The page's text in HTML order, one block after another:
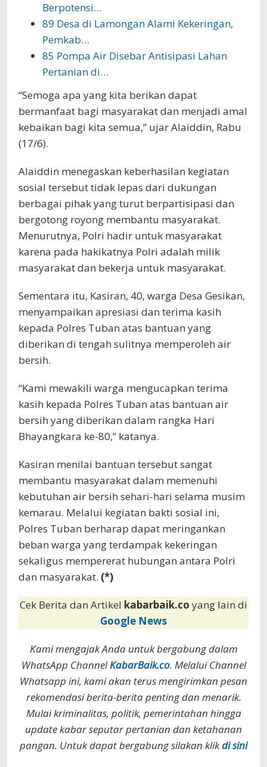
Berpotensi…
89 Desa di Lamongan Alami Kekeringan,
Pemkab…
85 Pompa Air Disebar Antisipasi Lahan
Pertanian di…
“Semoga apa yang kita berikan dapat
bermanfaat bagi masyarakat dan menjadi amal
kebaikan bagi kita semua,” ujar Alaiddin, Rabu
(17/6).
Alaiddin menegaskan keberhasilan kegiatan
sosial tersebut tidak lepas dari dukungan
berbagai pihak yang turut berpartisipasi dan
bergotong royong membantu masyarakat.
Menurutnya, Polri hadir untuk masyarakat
karena pada hakikatnya Polri adalah milik
masyarakat dan bekerja untuk masyarakat.
Sementara itu, Kasiran, 40, warga Desa Gesikan,
menyampaikan apresiasi dan terima kasih
kepada Polres Tuban atas bantuan yang
diberikan di tengah sulitnya memperoleh air
bersih.
“Kami mewakili warga mengucapkan terima
kasih kepada Polres Tuban atas bantuan air
bersih yang diberikan dalam rangka Hari
Bhayangkara ke-80,” katanya.
Kasiran menilai bantuan tersebut sangat
membantu masyarakat dalam memenuhi
kebutuhan air bersih sehari-hari selama musim
kemarau. Melalui kegiatan bakti sosial ini,
Polres Tuban berharap dapat meringankan
beban warga yang terdampak kekeringan
sekaligus mempererat hubungan antara Polri
dan masyarakat. (*)
Cek Berita dan Artikel kabarbaik.co yang lain di
Google News
Kami mengajak Anda untuk bergabung dalam
WhatsApp ChannelKabarBaik.co. Melalui Channel
Whatsapp ini, kami akan terus mengirimkan pesan
rekomendasi berita-berita penting dan menarik.
Mulai kriminalitas, politik, pemerintahan hingga
update kabar seputar pertanian dan ketahanan
pangan. Untuk dapat bergabung silakan klikdi sini